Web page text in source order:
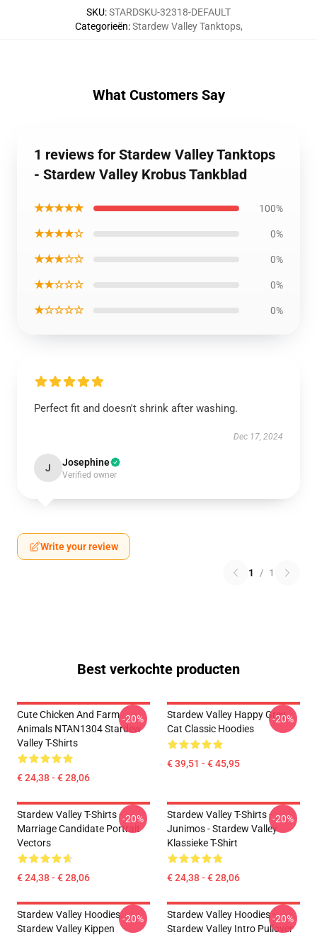
SKU:STARDSKU-32318-DEFAULT
Categorieën:Stardew Valley Tanktops,
What Customers Say
1 reviews for Stardew Valley Tanktops
- Stardew Valley Krobus Tankblad
★★★★★ 100%
★★★★☆ 0%
★★★☆☆ 0%
★★☆☆☆ 0%
★☆☆☆☆ 0%
Perfect fit and doesn't shrink after washing.
Dec 17, 2024
J Josephine
Verified owner
Write your review
1 / 1
Best verkochte producten
Cute Chicken And Farm
Animals NTAN1304 Stardew
Valley T-Shirts
€ 24,38 - € 28,06
-20%
Stardew Valley Happy Grey
Cat Classic Hoodies
€ 39,51 - € 45,95
-20%
Stardew Valley T-Shirts -
Marriage Candidate Portrait
Vectors
€ 24,38 - € 28,06
-20%
Stardew Valley T-Shirts -
Junimos - Stardew Valley
Klassieke T-Shirt
€ 24,38 - € 28,06
-20%
Stardew Valley Hoodies.
Stardew Valley Kippen
-20%
Stardew Valley Hoodies -
Stardew Valley Intro Pullover
-20%